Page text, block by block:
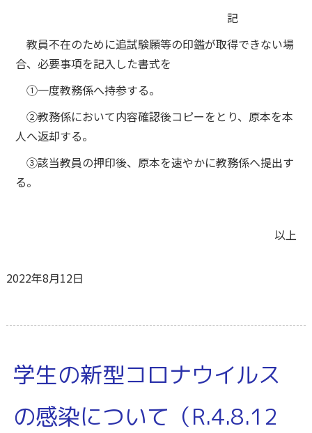
記
教員不在のために追試験願等の印鑑が取得できない場
合、必要事項を記入した書式を
➀一度教務係へ持参する。
②教務係において内容確認後コピーをとり、原本を本
人へ返却する。
③該当教員の押印後、原本を速やかに教務係へ提出す
る。
以上
2022年8月12日
学生の新型コロナウイルス
の感染について（R.4.8.12